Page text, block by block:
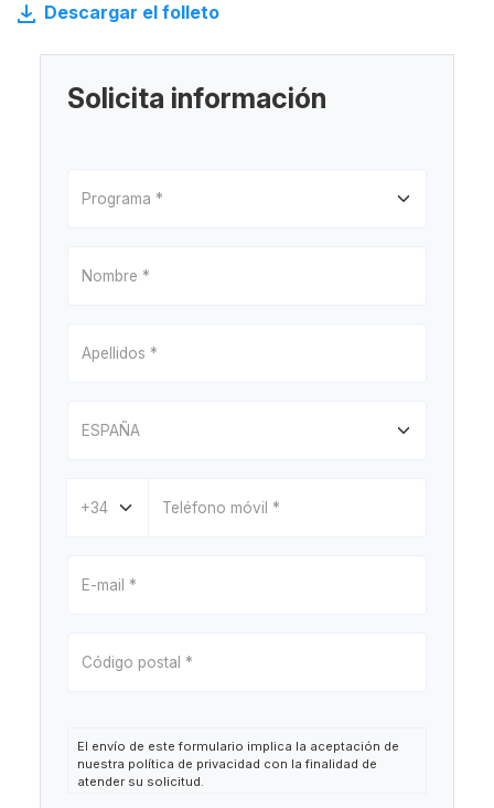
Descargar el folleto
Solicita información
El envío de este formulario implica la aceptación de
nuestra política de privacidad con la finalidad de
atender su solicitud.